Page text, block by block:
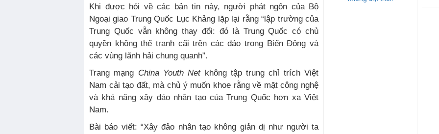
Khi được hỏi về các bản tin này, người phát ngôn của Bộ
Ngoại giao Trung Quốc Lục Khảng lặp lại rằng “lập trường của
Trung Quốc vẫn không thay đổi: đó là Trung Quốc có chủ
quyền không thể tranh cãi trên các đảo trong Biển Đông và
các vùng lãnh hải chung quanh”.
Trang mạng China Youth Netkhông tập trung chỉ trích Việt
Nam cải tạo đất, mà chủ ý muốn khoe rằng về mặt công nghệ
và khả năng xây đảo nhân tạo của Trung Quốc hơn xa Việt
Nam.
Bài báo viết: “Xây đảo nhân tạo không giản dị như người ta